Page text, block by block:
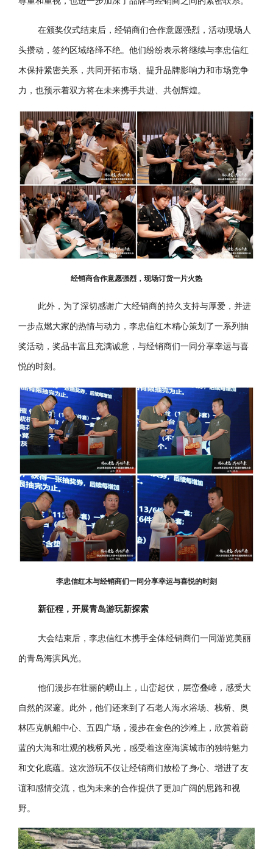
在颁奖仪式结束后，经销商们合作意愿强烈，活动现场人
头攒动，签约区域络绎不绝。他们纷纷表示将继续与李忠信红
木保持紧密关系，共同开拓市场、提升品牌影响力和市场竞争
力，也预示着双方将在未来携手共进、共创辉煌。
经销商合作意愿强烈，现场订货一片火热
此外，为了深切感谢广大经销商的持久支持与厚爱，并进
一步点燃大家的热情与动力，李忠信红木精心策划了一系列抽
奖活动，奖品丰富且充满诚意，与经销商们一同分享幸运与喜
悦的时刻。
李忠信红木与经销商们一同分享幸运与喜悦的时刻
新征程，开展青岛游玩新探索
大会结束后，李忠信红木携手全体经销商们一同游览美丽
的青岛海滨风光。
他们漫步在壮丽的崂山上，山峦起伏，层峦叠嶂，感受大
自然的深邃。此外，他们还来到了石老人海水浴场、栈桥、奥
林匹克帆船中心、五四广场，漫步在金色的沙滩上，欣赏着蔚
蓝的大海和壮观的栈桥风光，感受着这座海滨城市的独特魅力
和文化底蕴。这次游玩不仅让经销商们放松了身心、增进了友
谊和感情交流，也为未来的合作提供了更加广阔的思路和视
野。